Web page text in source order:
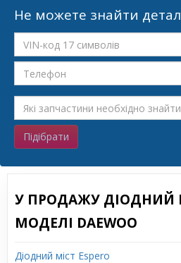
Не можете знайти
Підібрати
У ПРОДАЖУ ДІОДНИЙ
МОДЕЛІ DAEWOO
Діодний міст Espero